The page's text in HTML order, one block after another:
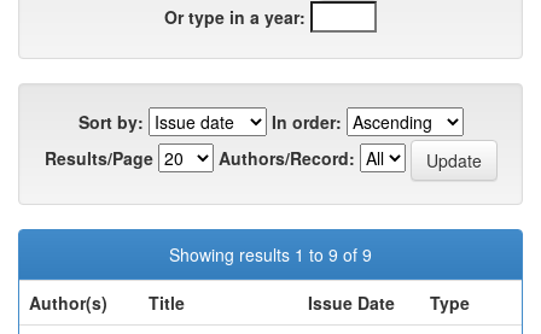
Or type in a year:
Sort by:
In order:
Results/Page
Authors/Record:
Showing results 1 to 9 of 9
Author(s)
Title Issue Date
Type